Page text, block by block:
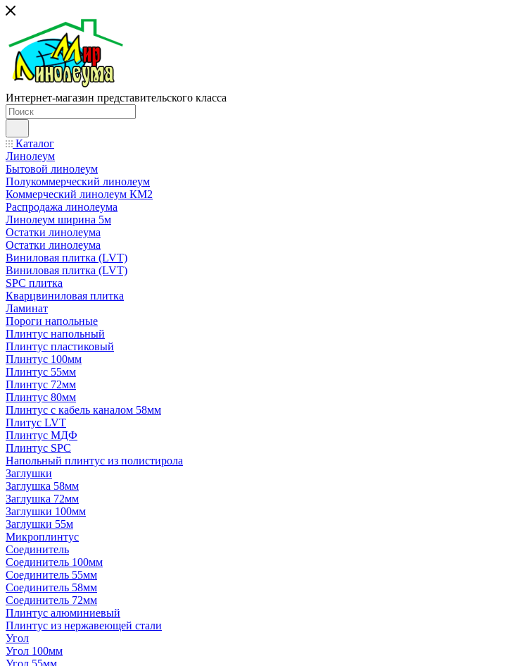
Интернет-магазин представительского класса
Каталог
Линолеум
Бытовой линолеум
Полукоммерческий линолеум
Коммерческий линолеум КМ2
Распродажа линолеума
Линолеум ширина 5м
Остатки линолеума
Остатки линолеума
Виниловая плитка (LVT)
Виниловая плитка (LVT)
SPC плитка
Кварцвиниловая плитка
Ламинат
Пороги напольные
Плинтус напольный
Плинтус пластиковый
Плинтус 100мм
Плинтус 55мм
Плинтус 72мм
Плинтус 80мм
Плинтус с кабель каналом 58мм
Плитус LVT
Плинтус МДФ
Плинтус SPC
Напольный плинтус из полистирола
Заглушки
Заглушка 58мм
Заглушка 72мм
Заглушки 100мм
Заглушки 55м
Микроплинтус
Соединитель
Соединитель 100мм
Соединитель 55мм
Соединитель 58мм
Соединитель 72мм
Плинтус алюминиевый
Плинтус из нержавеющей стали
Угол
Угол 100мм
Угол 55мм